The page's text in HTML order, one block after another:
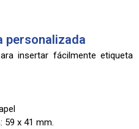
personalizada
insertar fácilmente etiqueta
59 x 41 mm.